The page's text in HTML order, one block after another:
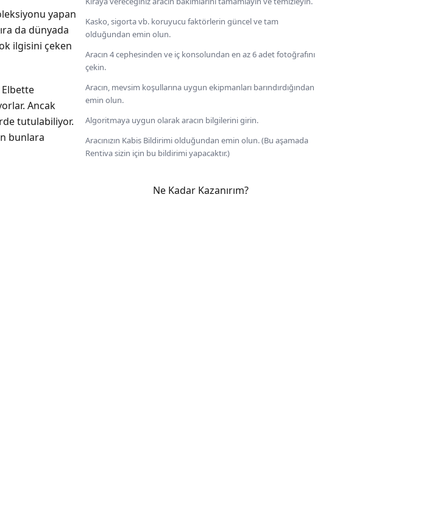
yapan
da dünyada
ilgisini çeken
Ancak
tutulabiliyor.
bunlara
Kasko, sigorta vb. koruyucu faktörlerin güncel ve tam
olduğundan emin olun.
Aracın 4 cephesinden ve iç konsolundan en az 6 adet fotoğrafını
çekin.
Aracın, mevsim koşullarına uygun ekipmanları barındırdığından
emin olun.
Algoritmaya uygun olarak aracın bilgilerini girin.
Aracınızın Kabis Bildirimi olduğundan emin olun. (Bu aşamada
Rentiva sizin için bu bildirimi yapacaktır.)
Ne Kadar Kazanırım?